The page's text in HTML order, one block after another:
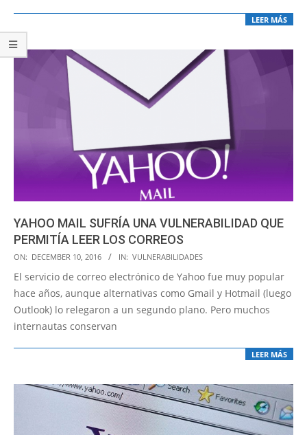
LEER MÁS
YAHOO MAIL SUFRÍA UNA VULNERABILIDAD QUE
PERMITÍA LEER LOS CORREOS
2016-
12-
10
ON: DECEMBER 10, 2016 IN: VULNERABILIDADES
El servicio de correo electrónico de Yahoo fue muy popular
hace años, aunque alternativas como Gmail y Hotmail (luego
Outlook) lo relegaron a un segundo plano. Pero muchos
internautas conservan
LEER MÁS